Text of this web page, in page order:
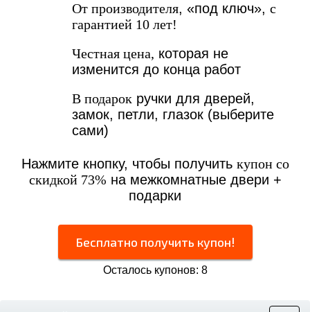
От производителя, «под ключ», с
гарантией 10 лет!
Честная цена, которая не
изменится до конца работ
В подарок ручки для дверей,
замок, петли, глазок (выберите
сами)
Нажмите кнопку, чтобы получить купон со
скидкой 73% на межкомнатные двери +
подарки
Бесплатно получить купон!
Осталось купонов: 8